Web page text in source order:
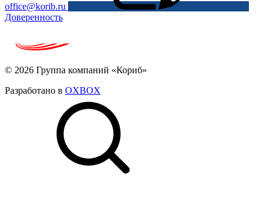
office@korib.ru
Доверенность
© 2026 Группа компаний «Кориб»
Разработано в OXBOX